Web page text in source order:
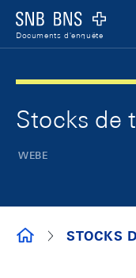
Logo
Documents d'enquête
Stocks de
WEBE
DOCUMENTS
STOCKS